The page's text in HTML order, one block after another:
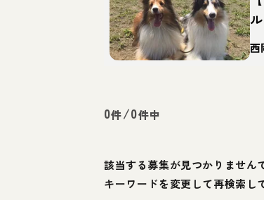
西
0件/0件中
該当する募集が見つかりません
キーワードを変更して再検索し